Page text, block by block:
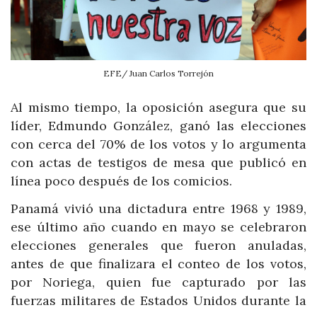
EFE/ Juan Carlos Torrejón
Al mismo tiempo, la oposición asegura que su
líder, Edmundo González, ganó las elecciones
con cerca del 70% de los votos y lo argumenta
con actas de testigos de mesa que publicó en
línea poco después de los comicios.
Panamá vivió una dictadura entre 1968 y 1989,
ese último año cuando en mayo se celebraron
elecciones generales que fueron anuladas,
antes de que finalizara el conteo de los votos,
por Noriega, quien fue capturado por las
fuerzas militares de Estados Unidos durante la